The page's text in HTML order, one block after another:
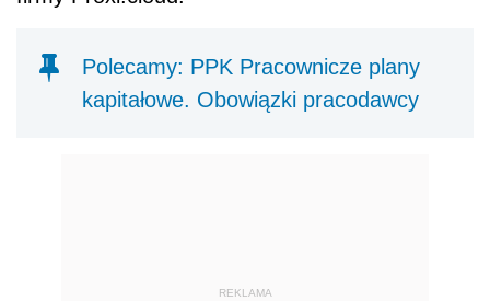
Polecamy: PPK Pracownicze plany
kapitałowe. Obowiązki pracodawcy
REKLAMA